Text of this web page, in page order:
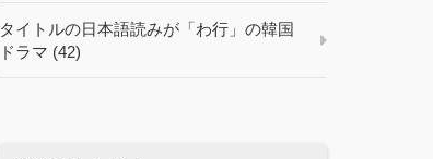
タイトルの日本語読みが「わ行」の韓国
ドラマ (42)